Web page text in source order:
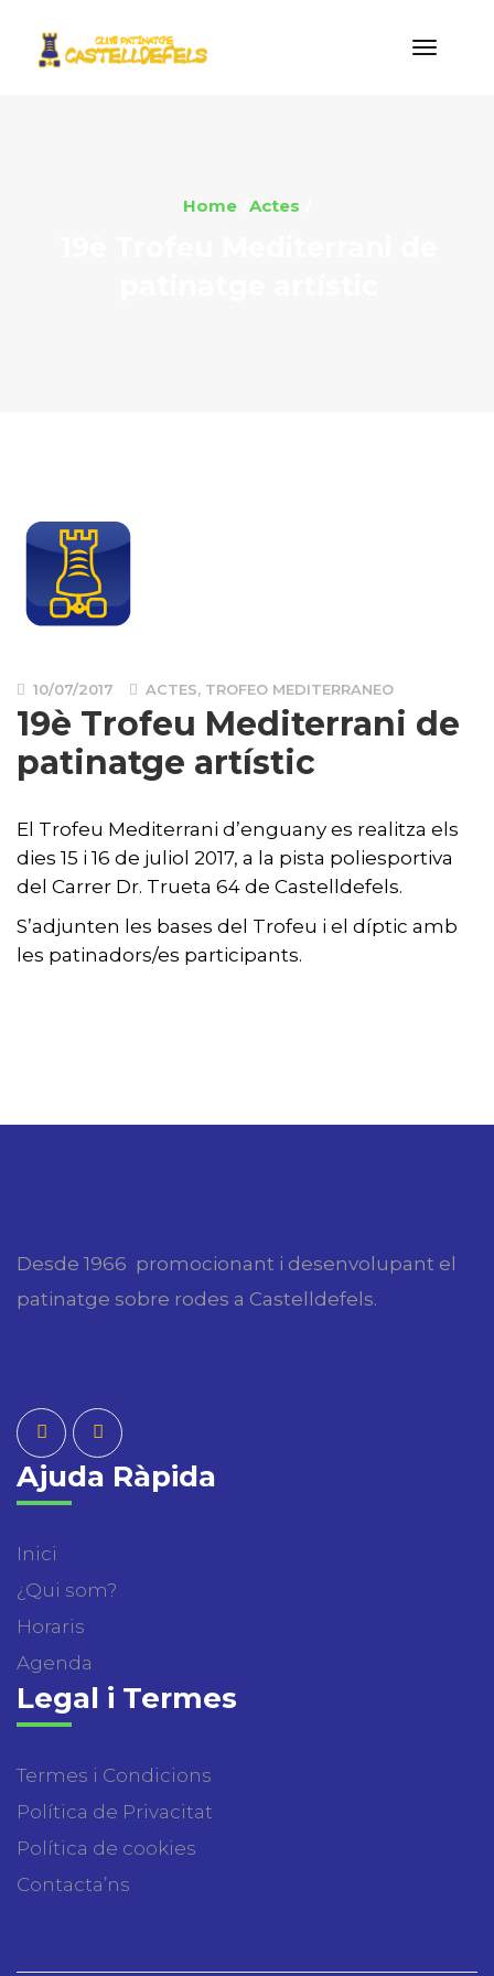
Home Actes
10/07/2017 ACTES, TROFEO MEDITERRANEO
19è Trofeu Mediterrani de
patinatge artístic
El Trofeu Mediterrani d’enguany es realitza els
dies 15 i 16 de juliol 2017, a la pista poliesportiva
del Carrer Dr. Trueta 64 de Castelldefels.
S’adjunten les bases del Trofeu i el díptic amb
les patinadors/es participants.
Desde 1966 promocionant i desenvolupant el
patinatge sobre rodes a Castelldefels.
Ajuda Ràpida
Inici
¿Qui som?
Horaris
Agenda
Legal i Termes
Termes i Condicions
Política de Privacitat
Política de cookies
Contacta’ns